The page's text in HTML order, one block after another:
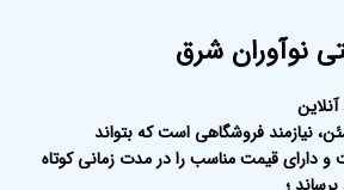
نوآوران شرق
نیازمند فروشگاهی است که بتواند
و دارای قیمت مناسب را در مدت زمانی کوتاه